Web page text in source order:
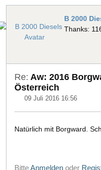
B 2000
Thanks:
Re: Aw: 2016
Österreich
09 Juli 2016 16:56
Natürlich mit Borgward.
BitteAnmelden oder